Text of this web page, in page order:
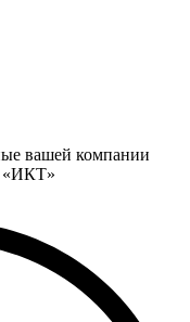
вашей компании
«ИКТ»